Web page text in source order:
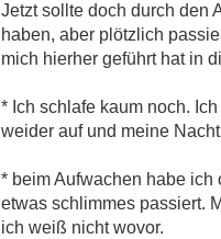
Jetzt sollte doch durch den
haben, aber plötzlich
mich hierher geführt hat in
* Ich schlafe kaum noch.
weider auf und meine
* beim Aufwachen habe ich
etwas schlimmes passiert.
ich weiß nicht wovor.